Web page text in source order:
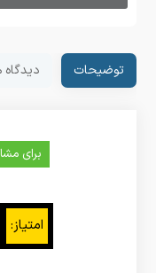
توضیحات دیدگاه
برای